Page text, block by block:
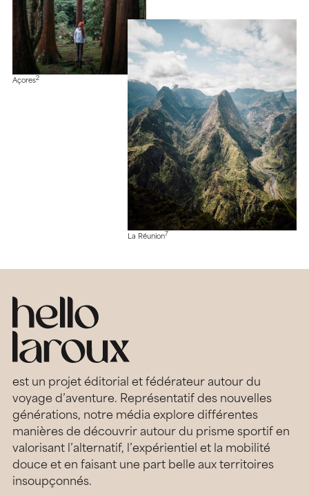
Açores2
La Réunion7
est un projet éditorial et fédérateur autour du
voyage d’aventure. Représentatif des nouvelles
générations, notre média explore différentes
manières de découvrir autour du prisme sportif en
valorisant l’alternatif, l’expérientiel et la mobilité
douce et en faisant une part belle aux territoires
insoupçonnés.